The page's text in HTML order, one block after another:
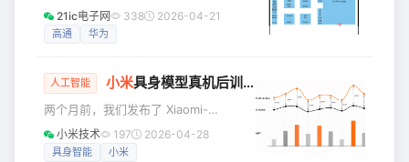
三年没有正经用过iPhone了，怪想念
的。 说实话，当我重新把iPhone拿在手
览（Bluetooth Asia 2026）将在深圳会
展中心（福田）5号馆启幕。作为蓝牙行
会者及50位行业演讲嘉宾。蓝牙技术联
高通、vivo、小米等众多领先成员公司
代表，共同探讨蓝牙技术在下一代互联
体验中的应用与发展。 UPF互操作性测
21ic电子网 338 2026-04-21
高通 华为
人工智能 小米具身模型真机后训练开源， 机器人的“
两个月前，我们发布了 Xiaomi-
Robotics-0 模型，并深度分享了其在复
杂工业场景中的实战经验。模型发布首
小米技术 197 2026-04-28
具身智能 小米